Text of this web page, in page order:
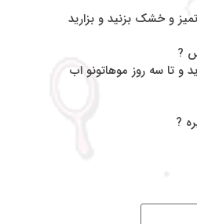
و خشک بزنید و بزارید
?
و تا سه روز موهاتونو اب